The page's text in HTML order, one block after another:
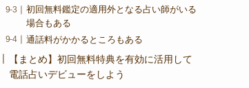
初回無料鑑定の適用外となる占い師がいる
場合もある
通話料がかかるところもある
【まとめ】初回無料特典を有効に活用して
電話占いデビューをしよう